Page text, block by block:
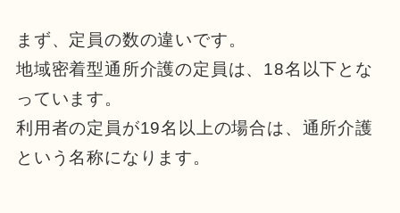
まず、定員の数の違いです。
地域密着型通所介護の定員は、18名以下とな
っています。
利用者の定員が19名以上の場合は、通所介護
という名称になります。